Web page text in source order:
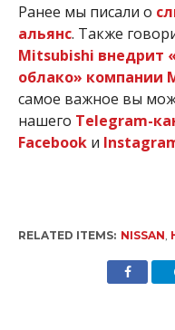
Ранее мы писали о
альянс. Также
Mitsubishi внедрит
облако» компании
самое важное вы
нашего Telegram-
Facebookи
RELATED ITEMS: NISSAN